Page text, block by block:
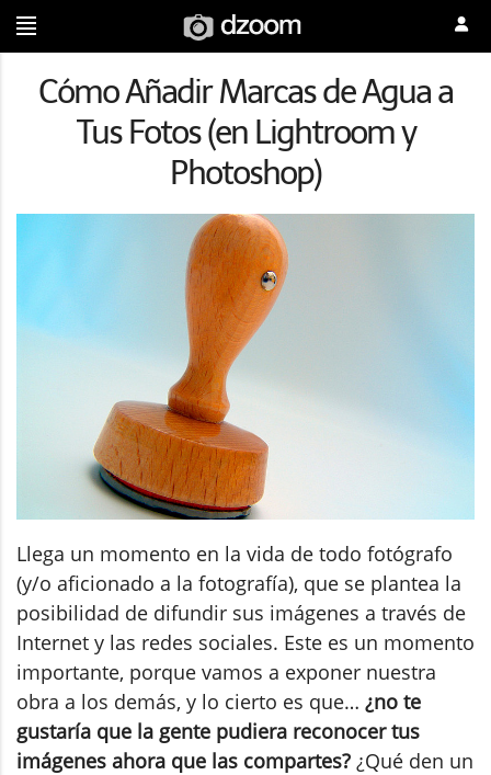
Cómo Añadir Marcas de Agua a
Tus Fotos (en Lightroom y
Photoshop)
Llega un momento en la vida de todo fotógrafo
(y/o aficionado a la fotografía), que se plantea la
posibilidad de difundir sus imágenes a través de
Internet y las redes sociales. Este es un momento
importante, porque vamos a exponer nuestra
obra a los demás, y lo cierto es que… ¿no te
gustaría que la gente pudiera reconocer tus
imágenes ahora que las compartes? ¿Qué den un